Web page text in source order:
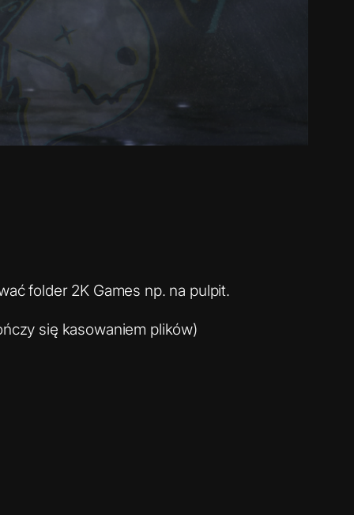
folder 2K Games np. na pulpit.
się kasowaniem plików)